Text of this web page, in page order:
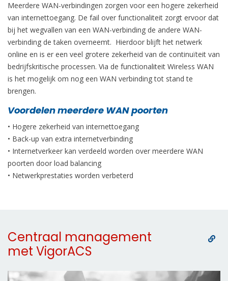
Meerdere WAN-verbindingen zorgen voor een hogere zekerheid
van internettoegang. De fail over functionaliteit zorgt ervoor dat
bij het wegvallen van een WAN-verbinding de andere WAN-
verbinding de taken overneemt. Hierdoor blijft het netwerk
online en is er een veel grotere zekerheid van de continuïteit van
bedrijfskritische processen. Via de functionaliteit Wireless WAN
is het mogelijk om nog een WAN verbinding tot stand te
brengen.
Voordelen meerdere WAN poorten
• Hogere zekerheid van internettoegang
• Back-up van extra internetverbinding
• Internetverkeer kan verdeeld worden over meerdere WAN
poorten door load balancing
• Netwerkprestaties worden verbeterd
Centraal management
met VigorACS